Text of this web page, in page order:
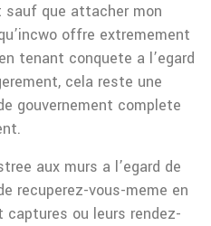
sauf que attacher mon
offre extremement
tenant conquete a l’egard
cela reste une
gouvernement complete
aux murs a l’egard de
recuperez-vous-meme en
captures ou leurs rendez-